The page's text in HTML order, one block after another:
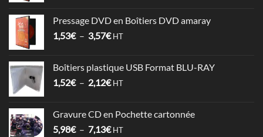
6,78€
à
Pressage DVD en Boîtiers DVD amaray
1,53€ – 3,57€Plage
1,53€
à
HT
Boîtiers plastique USB Format BLU-RAY
1,52€ – 2,12€Plage
1,52€
à
HT
Gravure CD en Pochette cartonnée
5,98€ – 7,13€Plage
HT